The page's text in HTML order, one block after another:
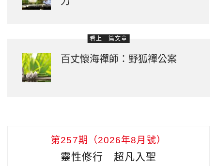
看上一篇文章
百丈懷海禪師：野狐禪公案
第257期（2026年8月號）
靈性修行 超凡入聖